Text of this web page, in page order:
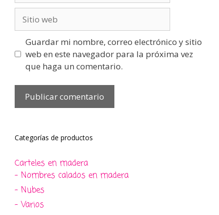
web
Guardar mi nombre, correo electrónico y sitio
web en este navegador para la próxima vez
que haga un comentario.
Categorías de productos
Carteles en madera
- Nombres calados en madera
- Nubes
- Varios